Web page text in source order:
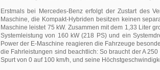
Erstmals bei Mercedes-Benz erfolgt der Zustart des
Maschine, die Kompakt-Hybriden besitzen keinen
Maschine leistet 75 kW. Zusammen mit dem 1,33 Liter
Systemleistung von 160 kW (218 PS) und ein
Power der E-Maschine reagieren die Fahrzeuge
die Fahrleistungen sind beachtlich: So braucht der A
Spurt von 0 auf 100 km/h, und seine